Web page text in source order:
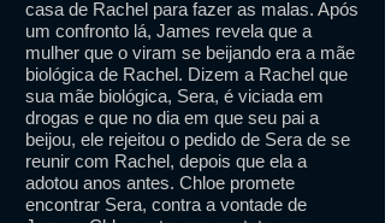
casa de Rachel para fazer as malas. Após
um confronto lá, James revela que a
mulher que o viram se beijando era a mãe
biológica de Rachel. Dizem a Rachel que
sua mãe biológica, Sera, é viciada em
drogas e que no dia em que seu pai a
beijou, ele rejeitou o pedido de Sera de se
reunir com Rachel, depois que ela a
adotou anos antes. Chloe promete
encontrar Sera, contra a vontade de